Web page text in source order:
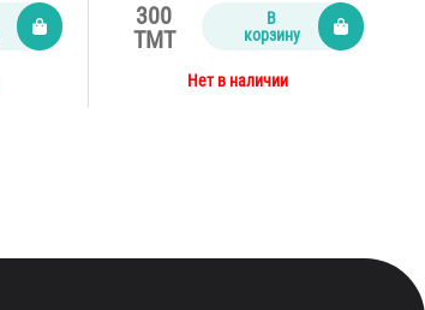
300
TMT
В
корзину
Нет в наличии